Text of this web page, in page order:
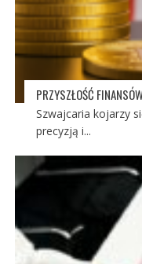
PRZYSZŁOŚĆ
Szwajcaria kojarzy
precyzją i...